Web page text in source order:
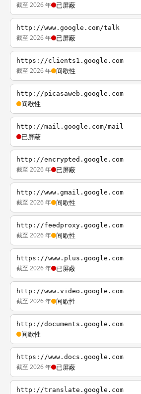
截至 2026 年 已屏蔽
http://www.google.com/talk
截至 2026 年 已屏蔽
https://clients1.google.com
截至 2026 年 间歇性
http://picasaweb.google.com
间歇性
http://mail.google.com/mail
已屏蔽
http://encrypted.google.com
截至 2026 年 已屏蔽
http://www.gmail.google.com
截至 2026 年 间歇性
http://feedproxy.google.com
截至 2026 年 间歇性
https://www.plus.google.com
截至 2026 年 已屏蔽
http://www.video.google.com
截至 2026 年 间歇性
http://documents.google.com
间歇性
https://www.docs.google.com
截至 2026 年 已屏蔽
http://translate.google.com